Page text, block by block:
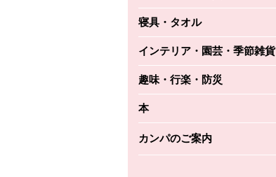
寝具・タオル
インテリア・園芸・季節雑貨
趣味・行楽・防災
本
カンパのご案内